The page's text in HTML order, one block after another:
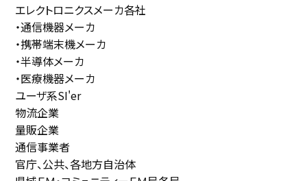
エレクトロニクスメーカ各社
・通信機器メーカ
・携帯端末機メーカ
・半導体メーカ
・医療機器メーカ
ユーザ系SI'er
物流企業
量販企業
通信事業者
官庁、公共、各地方自治体